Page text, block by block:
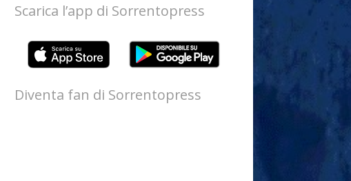
Scarica l’app di Sorrentopress
Diventa fan di Sorrentopress